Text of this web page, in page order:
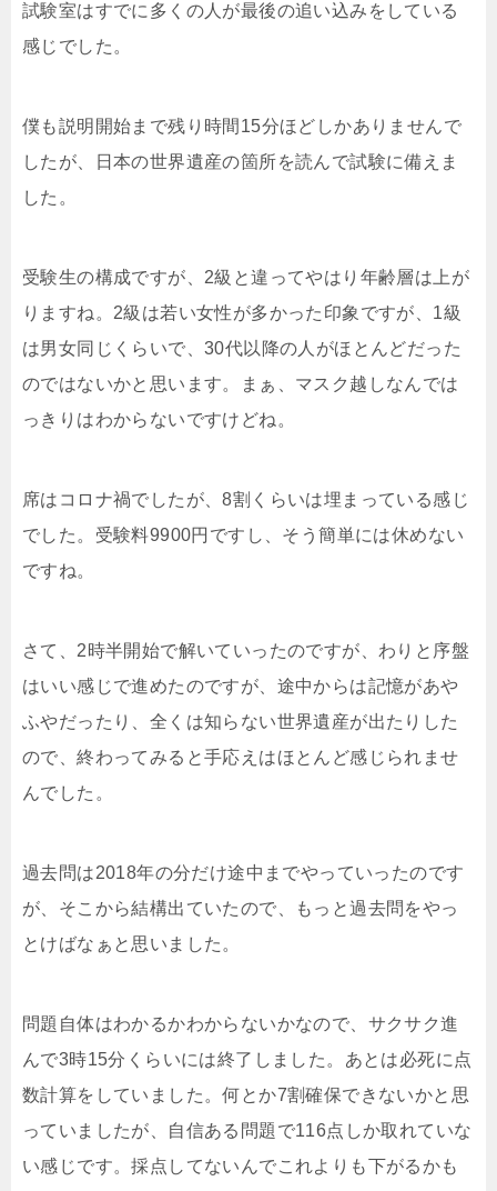
試験室はすでに多くの人が最後の追い込みをしている
感じでした。
僕も説明開始まで残り時間15分ほどしかありませんで
したが、日本の世界遺産の箇所を読んで試験に備えま
した。
受験生の構成ですが、2級と違ってやはり年齢層は上が
りますね。2級は若い女性が多かった印象ですが、1級
は男女同じくらいで、30代以降の人がほとんどだった
のではないかと思います。まぁ、マスク越しなんでは
っきりはわからないですけどね。
席はコロナ禍でしたが、8割くらいは埋まっている感じ
でした。受験料9900円ですし、そう簡単には休めない
ですね。
さて、2時半開始で解いていったのですが、わりと序盤
はいい感じで進めたのですが、途中からは記憶があや
ふやだったり、全くは知らない世界遺産が出たりした
ので、終わってみると手応えはほとんど感じられませ
んでした。
過去問は2018年の分だけ途中までやっていったのです
が、そこから結構出ていたので、もっと過去問をやっ
とけばなぁと思いました。
問題自体はわかるかわからないかなので、サクサク進
んで3時15分くらいには終了しました。あとは必死に点
数計算をしていました。何とか7割確保できないかと思
っていましたが、自信ある問題で116点しか取れていな
い感じです。採点してないんでこれよりも下がるかも